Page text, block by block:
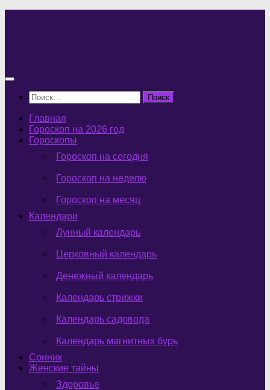
Найти:
Главная
Гороскоп на 2026 год
Гороскопы
Гороскоп на сегодня
Гороскоп на неделю
Гороскоп на месяц
Календари
Лунный календарь
Церковный календарь
Денежный календарь
Календарь стрижки
Календарь садовода
Календарь магнитных бурь
Сонник
Женские тайны
Здоровье